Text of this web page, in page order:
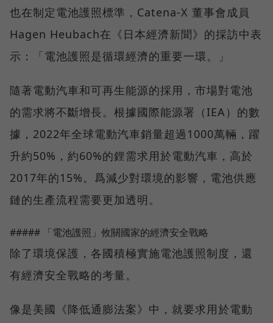
也在制定電池護照標準，Catena-X 董事會成員
Hagen Heubach在《日本經濟新聞》的採訪中表
示：「電池護照是循環經濟的重要一環。」
隨著電動汽車和可再生能源的採用，市場對電池
的需求將不斷增長。根據國際能源署（IEA）的數
據，2022年全球電動汽車銷量超過1000萬輛，躍
升約50%，約60%的鋰需求用於電動汽車，高於
2017年的15%。爲減少對環境的影響，電池供應
鏈的生產流程需要更加透明。
##### 「電池護照」攸關國家的經濟安全戰略
除了環境保護，各國積極實施電池護照制度，還
有經濟安全戰略的考量。
像是美國《降低通膨法案》中，就要求用於電動